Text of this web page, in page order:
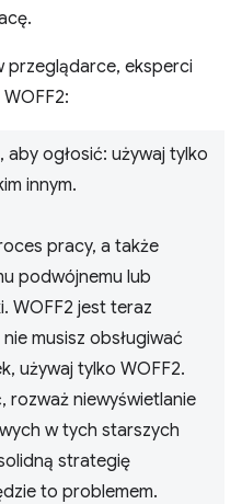
przeglądarce, eksperci
aby ogłosić: używaj tylko
innym.
pracy, a także
podwójnemu lub
WOFF2 jest teraz
musisz obsługiwać
używaj tylko WOFF2.
rozważ niewyświetlanie
w tych starszych
strategię
to problemem.